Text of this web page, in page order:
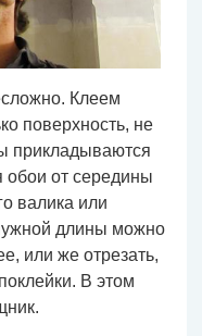
Клеем
поверхность, не
прикладываются
обои от середины
валика или
длины можно
или же отрезать,
В этом